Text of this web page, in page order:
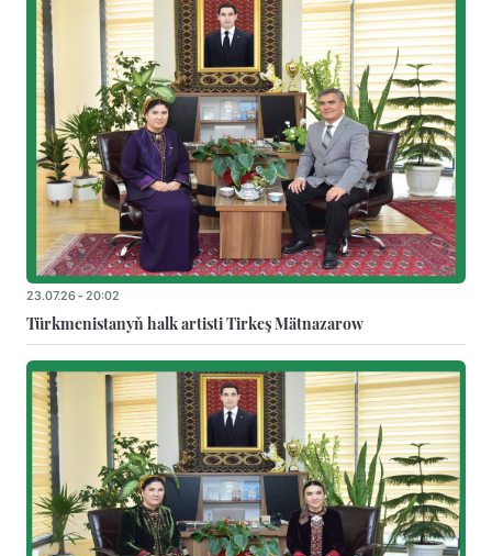
23.07.26 - 20:02
Türkmenistanyň halk artisti Tirkeş Mätnazarow